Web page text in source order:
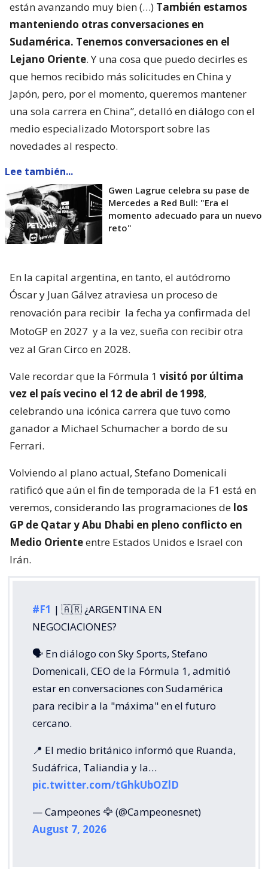
están avanzando muy bien (…) También estamos
manteniendo otras conversaciones en
Sudamérica. Tenemos conversaciones en el
Lejano Oriente. Y una cosa que puedo decirles es
que hemos recibido más solicitudes en China y
Japón, pero, por el momento, queremos mantener
una sola carrera en China”, detalló en diálogo con el
medio especializado Motorsport sobre las
novedades al respecto.
Lee también...
Gwen Lagrue celebra su pase de
Mercedes a Red Bull: "Era el
momento adecuado para un nuevo
reto"
En la capital argentina, en tanto, el autódromo
Óscar y Juan Gálvez atraviesa un proceso de
renovación para recibir la fecha ya confirmada del
MotoGP en 2027 y a la vez, sueña con recibir otra
vez al Gran Circo en 2028.
Vale recordar que la Fórmula 1 visitó por última
vez el país vecino el 12 de abril de 1998,
celebrando una icónica carrera que tuvo como
ganador a Michael Schumacher a bordo de su
Ferrari.
Volviendo al plano actual, Stefano Domenicali
ratificó que aún el fin de temporada de la F1 está en
veremos, considerando las programaciones de los
GP de Qatar y Abu Dhabi en pleno conflicto en
Medio Orienteentre Estados Unidos e Israel con
Irán.
#F1 | 🇦🇷 ¿ARGENTINA EN
NEGOCIACIONES?
🗣️ En diálogo con Sky Sports, Stefano
Domenicali, CEO de la Fórmula 1, admitió
estar en conversaciones con Sudamérica
para recibir a la "máxima" en el futuro
cercano.
📍 El medio británico informó que Ruanda,
Sudáfrica, Taliandia y la…
pic.twitter.com/tGhkUbOZlD
— Campeones 🦅 (@Campeonesnet)
August 7, 2026